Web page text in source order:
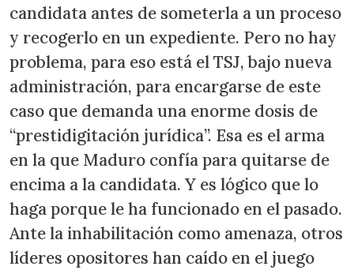
candidata antes de someterla a un proceso
y recogerlo en un expediente. Pero no hay
problema, para eso está el TSJ, bajo nueva
administración, para encargarse de este
caso que demanda una enorme dosis de
“prestidigitación jurídica”. Esa es el arma
en la que Maduro confía para quitarse de
encima a la candidata. Y es lógico que lo
haga porque le ha funcionado en el pasado.
Ante la inhabilitación como amenaza, otros
líderes opositores han caído en el juego